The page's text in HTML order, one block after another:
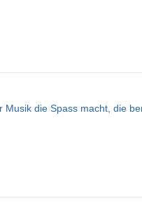
Musik die Spass macht, die